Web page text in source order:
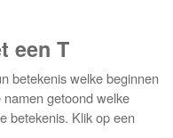
een T
betekenis welke beginnen
getoond welke
betekenis. Klik op een